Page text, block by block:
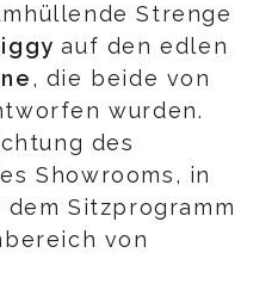
Strenge
auf den edlen
, die beide von
wurden.
des
Showrooms, in
Sitzprogramm
von